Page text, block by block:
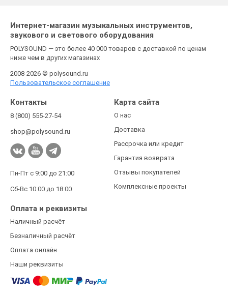
Интернет-магазин музыкальных инструментов,
звукового и светового оборудования
POLYSOUND — это более 40 000 товаров с доставкой по ценам
ниже чем в других магазинах
2008-2026 © polysound.ru
Пользовательское соглашение
Контакты
8 (800) 555-27-54
shop@polysound.ru
Пн-Пт с 9:00 до 21:00
Сб-Вс 10:00 до 18:00
Карта сайта
О нас
Доставка
Рассрочка или кредит
Гарантия возврата
Отзывы покупателей
Комплексные проекты
Оплата и реквизиты
Наличный расчёт
Безналичный расчёт
Оплата онлайн
Наши реквизиты